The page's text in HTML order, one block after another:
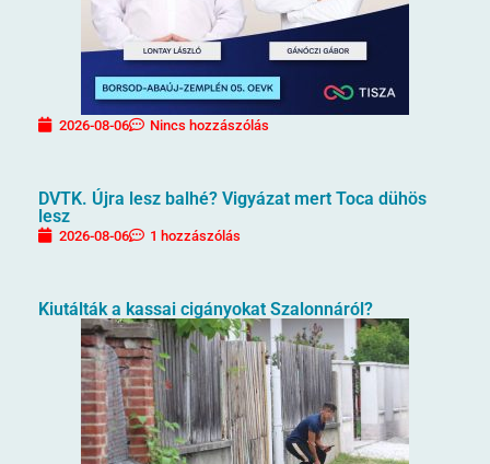
2026-08-06 Nincs hozzászólás
DVTK. Újra lesz balhé? Vigyázat mert Toca dühös
lesz
2026-08-06 1 hozzászólás
Kiutálták a kassai cigányokat Szalonnáról?